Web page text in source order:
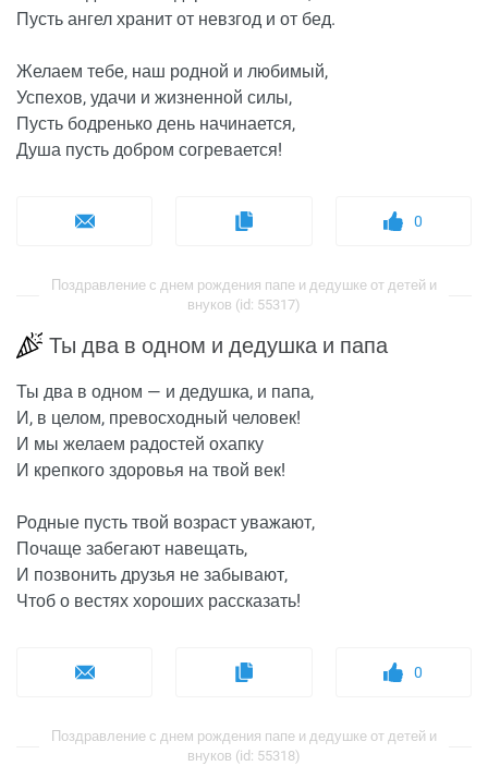
Пусть ангел хранит от невзгод и от бед.
Желаем тебе, наш родной и любимый,
Успехов, удачи и жизненной силы,
Пусть бодренько день начинается,
Душа пусть добром согревается!
0
Поздравление с днем рождения папе и дедушке от детей и
внуков (id: 55317)
Ты два в одном и дедушка и папа
Ты два в одном — и дедушка, и папа,
И, в целом, превосходный человек!
И мы желаем радостей охапку
И крепкого здоровья на твой век!
Родные пусть твой возраст уважают,
Почаще забегают навещать,
И позвонить друзья не забывают,
Чтоб о вестях хороших рассказать!
0
Поздравление с днем рождения папе и дедушке от детей и
внуков (id: 55318)